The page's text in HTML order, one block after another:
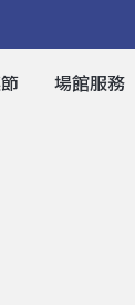
場館服務